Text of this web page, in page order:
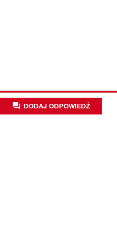
DODAJ ODPOWIEDŹ